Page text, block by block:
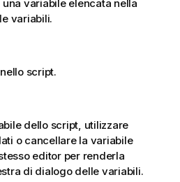
variabile elencata nella
variabili.
script.
dello script, utilizzare
o cancellare la variabile
editor per renderla
di dialogo delle variabili.